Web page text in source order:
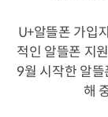
U+알뜰폰 가입
적인 알뜰폰 지
9월 시작한 알
해